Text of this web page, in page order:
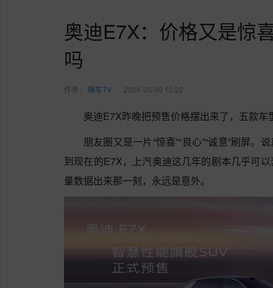
奥迪E7X：价格又是惊
吗
作者： 辣车TV 2026-05-09 10:22
奥迪E7X昨晚把预售价格摆出来了，五款
朋友圈又是一片“惊喜”“良心”“诚意”刷屏
到现在的E7X，上汽奥迪这几年的剧本几乎可
量数据出来那一刻，永远是意外。